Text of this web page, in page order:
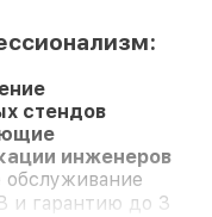
стендов
инженеров
и гарантию до 3